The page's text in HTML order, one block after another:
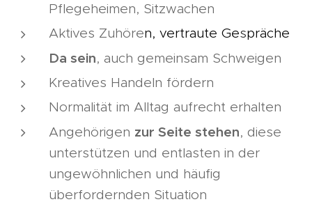
Pflegeheimen, Sitzwachen
Aktives Zuhören, vertraute Gespräche
Da sein, auch gemeinsam Schweigen
Kreatives Handeln fördern
Normalität im Alltag aufrecht erhalten
Angehörigen zur Seite stehen, diese
unterstützen und entlasten in der
ungewöhnlichen und häufig
überfordernden Situation